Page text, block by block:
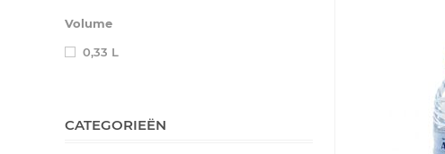
Volume
0,33 L
CATEGORIEËN